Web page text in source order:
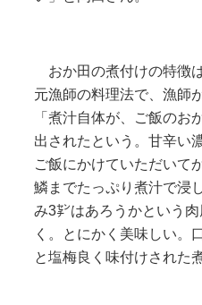
おか田の煮付けの特徴
元漁師の料理法で、漁師
「煮汁自体が、ご飯のお
出されたという。甘辛い
ご飯にかけていただいて
鱗までたっぷり煮汁で浸
み3㌢はあろうかという
く。とにかく美味しい。
と塩梅良く味付けされた